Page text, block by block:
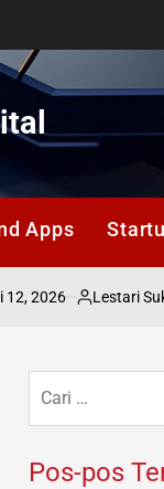
Apps
Posted
Lestari Sukidi
untuk:
Pos-pos